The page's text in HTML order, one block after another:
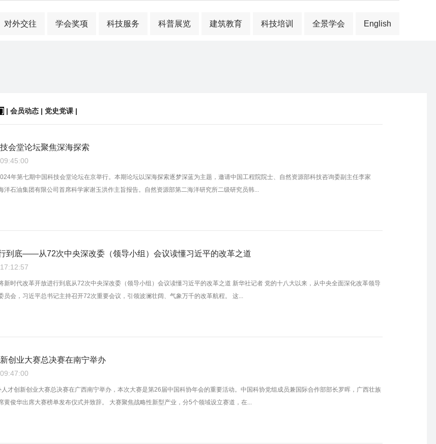
对外交往 学会奖项 科技服务 科普展览 建筑教育 科技培训 全景学会 English
| 会员动态 | 党史党课 |
会堂论坛聚焦深海探索
年第七期中国科技会堂论坛在京举行。本期论坛以深海探索逐梦深蓝为主题，邀请中国工程院院士、自然资源部科技咨询委副主任李家
洋石油集团有限公司首席科学家谢玉洪作主旨报告。自然资源部第二海洋研究所二级研究员韩...
到底——从72次中央深改委（领导小组）会议读懂习近平的改革之道
新时代改革开放进行到底从72次中央深改委（领导小组）会议读懂习近平的改革之道 新华社记者 党的十八大以来，从中央全面深化改革领导
员会，习近平总书记主持召开72次重要会议，引领波澜壮阔、气象万千的改革航程。 这...
创业大赛总决赛在南宁举办
才创新创业大赛总决赛在广西南宁举办，本次大赛是第26届中国科协年会的重要活动。中国科协党组成员兼国际合作部部长罗晖，广西壮族
黄俊华出席大赛榜单发布仪式并致辞。 大赛聚焦战略性新型产业，分5个领域设立赛道，在...